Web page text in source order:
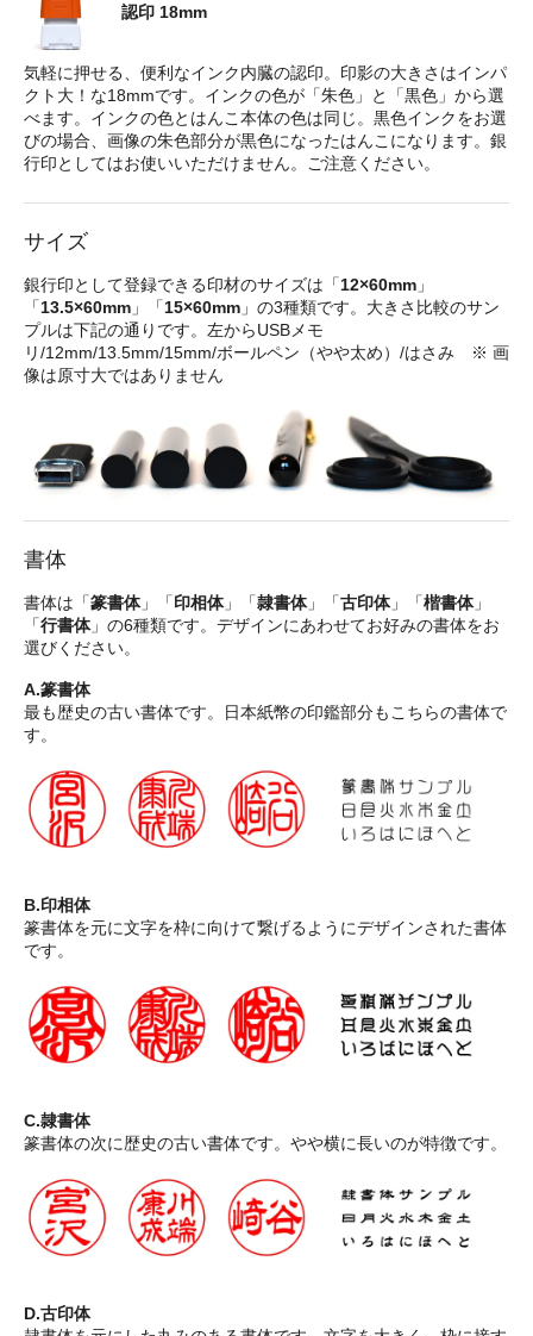
認印 18mm
気軽に押せる、便利なインク内臓の認印。印影の大きさはインパ
クト大！な18mmです。インクの色が「朱色」と「黒色」から選
べます。インクの色とはんこ本体の色は同じ。黒色インクをお選
びの場合、画像の朱色部分が黒色になったはんこになります。銀
行印としてはお使いいただけません。ご注意ください。
サイズ
銀行印として登録できる印材のサイズは「12×60mm 」
「13.5×60mm 」「15×60mm 」の3種類です。大きさ比較のサン
プルは下記の通りです。左からUSBメモ
リ/12mm/13.5mm/15mm/ボールペン（やや太め）/はさみ ※ 画
像は原寸大ではありません
書体
書体は「篆書体」「印相体」「隷書体」「古印体」「楷書体」
「行書体」の6種類です。デザインにあわせてお好みの書体をお
選びください。
A.篆書体
最も歴史の古い書体です。日本紙幣の印鑑部分もこちらの書体で
す。
B.印相体
篆書体を元に文字を枠に向けて繋げるようにデザインされた書体
です。
C.隷書体
篆書体の次に歴史の古い書体です。やや横に長いのが特徴です。
D.古印体